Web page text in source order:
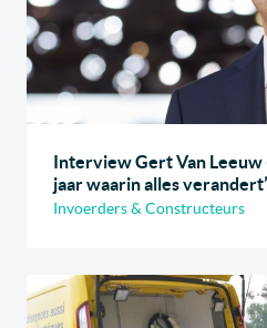
Interview Gert Van Leeuw
jaar waarin alles
Invoerders & Constructeurs